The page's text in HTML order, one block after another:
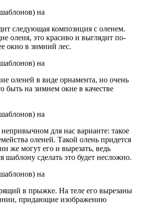
следующая композиция с оленем.
оленя, это красиво и выглядит по-
окно в зимний лес.
оленей в виде орнамента, но очень
быть на зимнем окне в качестве
для нас варианте: такое
оленей. Такой олень придется
же могут его и вырезать, ведь
шаблону сделать это будет несложно.
в прыжке. На теле его вырезаны
придающие изображению